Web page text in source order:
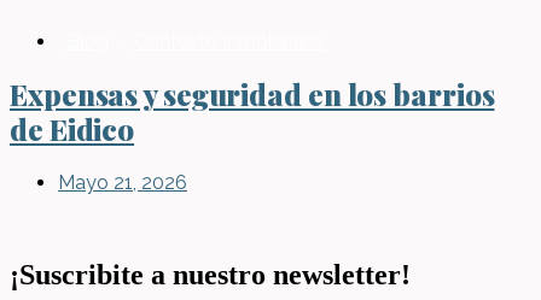
Expensas y seguridad en los barrios
de Eidico
Mayo 21, 2026
¡Suscribite a nuestro newsletter!